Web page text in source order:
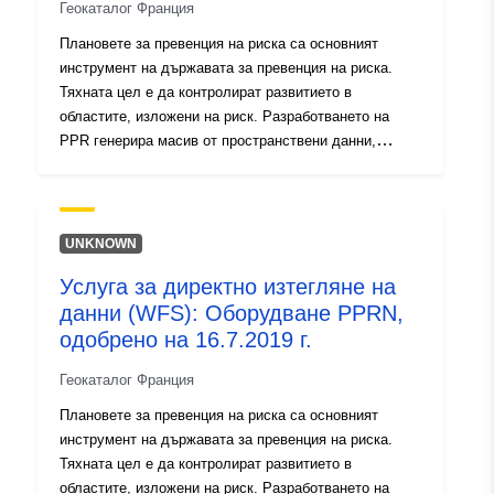
Геокаталог Франция
Плановете за превенция на риска са основният
инструмент на държавата за превенция на риска.
Тяхната цел е да контролират развитието в
областите, изложени на риск. Разработването на
PPR генерира масив от пространствени данни,
съдържащи: — обхват на излагането на рискове,
зони с ограничен достъп от плана, след като бъде
разграничение между „забранени за строеж зони„,
известни като „червени зони“, като общото правило е
забраната за строеж; „необходими зони„, известни
изисквания, адаптирани към вида на проблема и
опасността, и райони, които не са пряко изложени на
Данните са информативни, само документите на
хартиен носител с визата на префектурата са
UNKNOWN
Услуга за директно изтегляне на
данни (WFS): Оборудване PPRN,
одобрено на 16.7.2019 г.
Геокаталог Франция
Плановете за превенция на риска са основният
инструмент на държавата за превенция на риска.
Тяхната цел е да контролират развитието в
областите, изложени на риск. Разработването на